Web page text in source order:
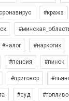
#кража
#налог #наркотик
#пенсия #пинск
#приговор
#суд #топливо